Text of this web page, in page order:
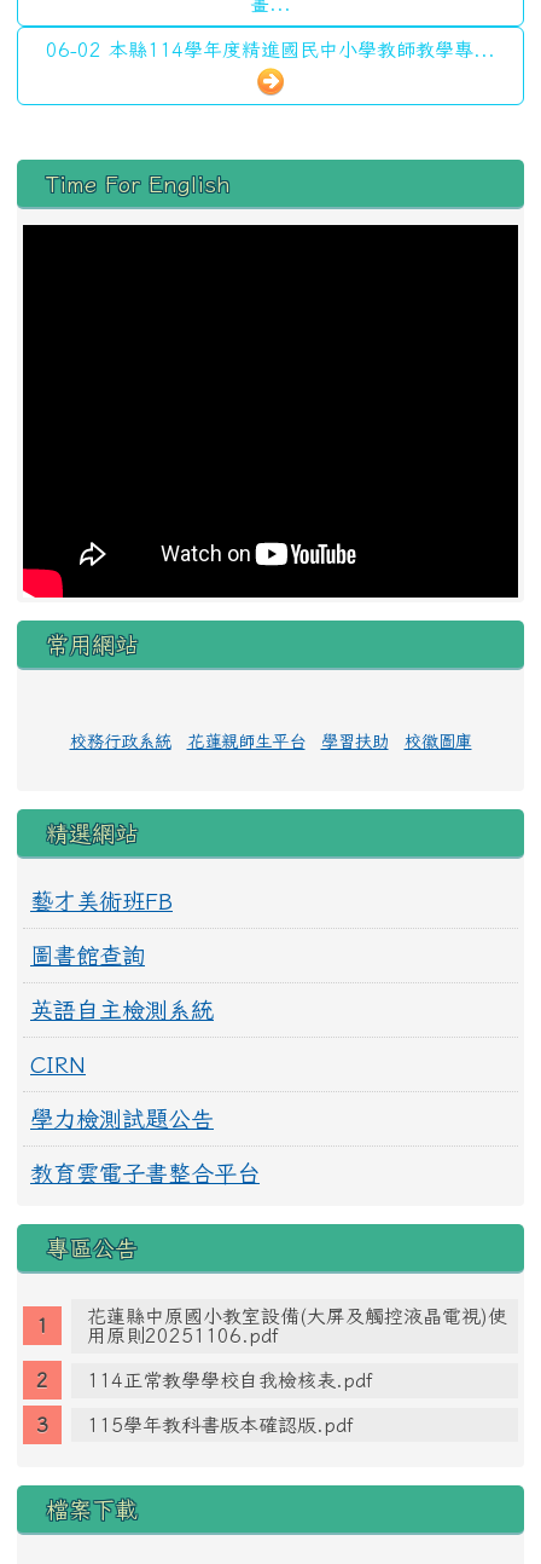
畫...
06-02 本縣114學年度精進國民中小學教師教學專...
左邊區域內容
Time For English
常用網站
校務行政系統 花蓮親師生平台 學習扶助 校徽圖庫
精選網站
藝才美術班FB
圖書館查詢
英語自主檢測系統
CIRN
學力檢測試題公告
教育雲電子書整合平台
專區公告
花蓮縣中原國小教室設備(大屏及觸控液晶電視)使
用原則20251106.pdf
114正常教學學校自我檢核表.pdf
115學年教科書版本確認版.pdf
檔案下載